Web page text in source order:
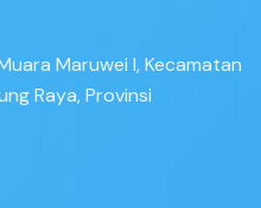
Maruwei I, Kecamatan
Raya, Provinsi